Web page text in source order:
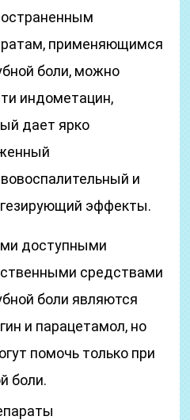
применяющимся
боли, можно
индометацин,
дает ярко
и
эффекты.
доступными
средствами
боли являются
и парацетамол, но
помочь только при
боли.